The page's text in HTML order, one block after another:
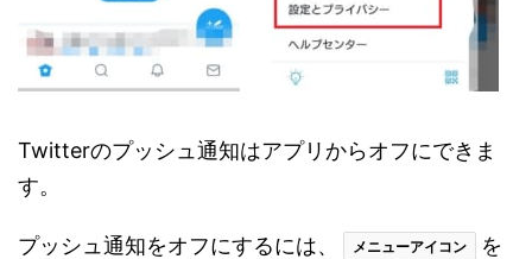
Twitterのプッシュ通知はアプリからオフにできま
す。
プッシュ通知をオフにするには、 メニューアイコン
を